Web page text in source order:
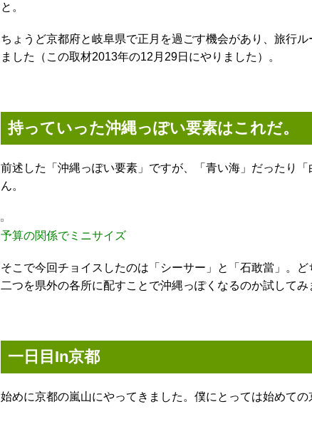
と。
ちょうど京都府と岐阜県で正月を過ごす機会があり、旅行
ました（この取材2013年の12月29日にやりました）。
持っていった沖縄っぽい要素はこれだ。
前述した「沖縄っぽい要素」ですが、「青い海」だったり
ん。
予算の関係でミニサイズ
そこで今回チョイスしたのは「シーサー」と「石敢當」。
二つを県外の各所に配すことで沖縄っぽくなるのか試してみ
一日目In京都
始めに京都の嵐山にやってきました。僕にとっては始めての